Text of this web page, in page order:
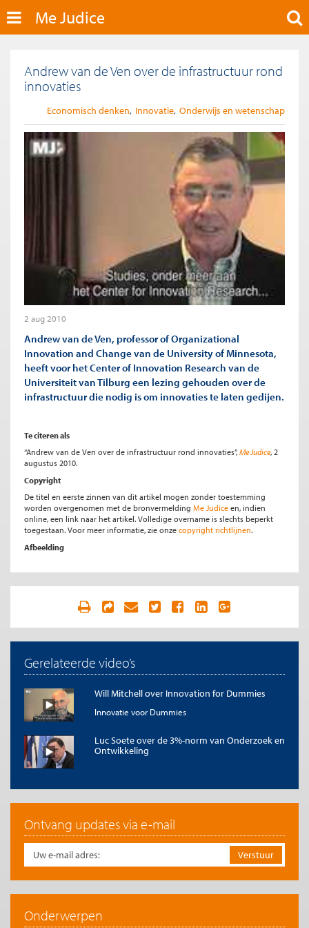
Me Judice
Andrew van de Ven over de infrastructuur rond
innovaties
Economisch denken Innovatie Onderwijs en wetenschap
2 aug 2010
Andrew van de Ven, professor of Organizational
Innovation and Change van de University of Minnesota,
heeft voor het Center of Innovation Research van de
Universiteit van Tilburg een lezing gehouden over de
infrastructuur die nodig is om innovaties te laten gedijen.
Te citeren als
“Andrew van de Ven over de infrastructuur rond innovaties”, Me Judice, 2
augustus 2010.
Copyright
De titel en eerste zinnen van dit artikel mogen zonder toestemming
worden overgenomen met de bronvermelding Me Judice en, indien
online, een link naar het artikel. Volledige overname is slechts beperkt
toegestaan. Voor meer informatie, zie onze copyright richtlijnen.
Afbeelding
Gerelateerde video’s
Will Mitchell over Innovation for Dummies
Innovatie voor Dummies
Luc Soete over de 3%-norm van Onderzoek en
Ontwikkeling
Ontvang updates via e-mail
Onderwerpen